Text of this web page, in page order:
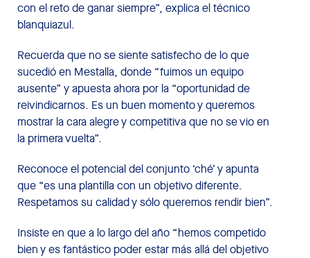
con el reto de ganar siempre”, explica el técnico
blanquiazul.
Recuerda que no se siente satisfecho de lo que
sucedió en Mestalla, donde “fuimos un equipo
ausente” y apuesta ahora por la “oportunidad de
reivindicarnos. Es un buen momento y queremos
mostrar la cara alegre y competitiva que no se vio en
la primera vuelta”.
Reconoce el potencial del conjunto ‘ché’ y apunta
que “es una plantilla con un objetivo diferente.
Respetamos su calidad y sólo queremos rendir bien”.
Insiste en que a lo largo del año “hemos competido
bien y es fantástico poder estar más allá del objetivo